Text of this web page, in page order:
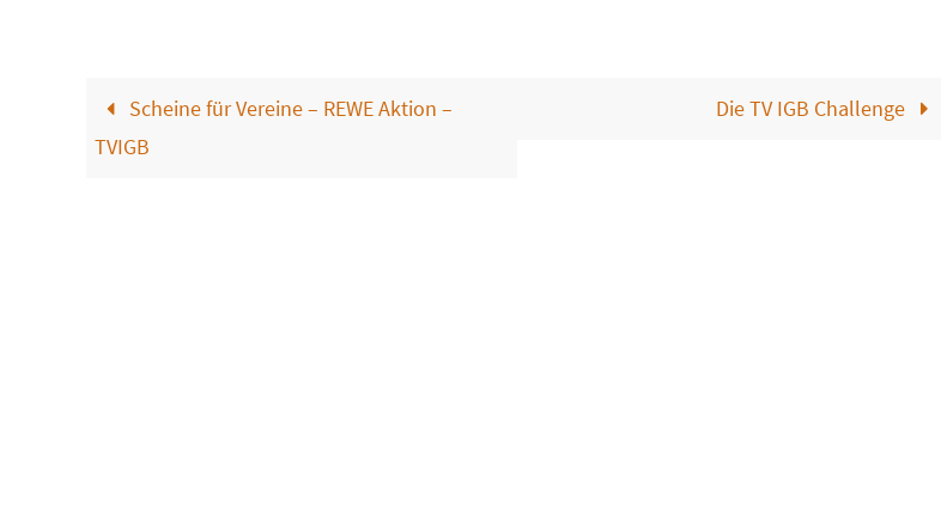
Scheine für Vereine – REWE Aktion –
TVIGB
Die TV IGB Challenge